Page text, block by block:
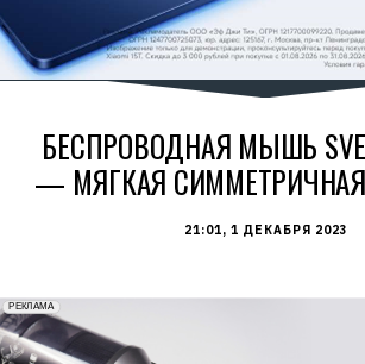
БЕСПРОВОДНАЯ МЫШЬ
— МЯГКАЯ
21:01, 1 ДЕКАБРЯ 2023
erid: 2VfnxxmNzs5
РЕКЛАМА